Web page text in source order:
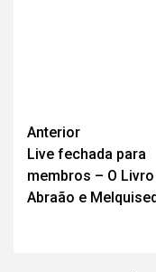
Navegação
de
artigos
Anterior
Live fechada para
membros – O
Abraão e